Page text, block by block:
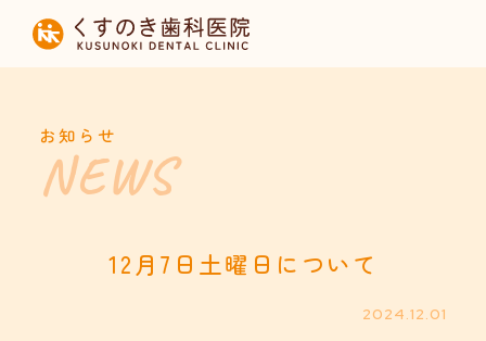
HOME
診療内容
お知らせ
12月7日土曜日について
2024.12.01